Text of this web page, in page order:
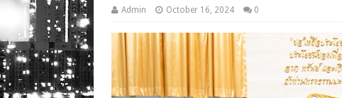
Admin October 16, 2024 0